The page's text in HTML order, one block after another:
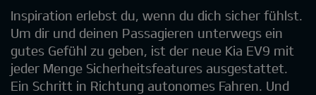
Inspiration erlebst du, wenn du dich sicher fühlst.
Um dir und deinen Passagieren unterwegs ein
gutes Gefühl zu geben, ist der neue Kia EV9 mit
jeder Menge Sicherheitsfeatures ausgestattet.
Ein Schritt in Richtung autonomes Fahren. Und